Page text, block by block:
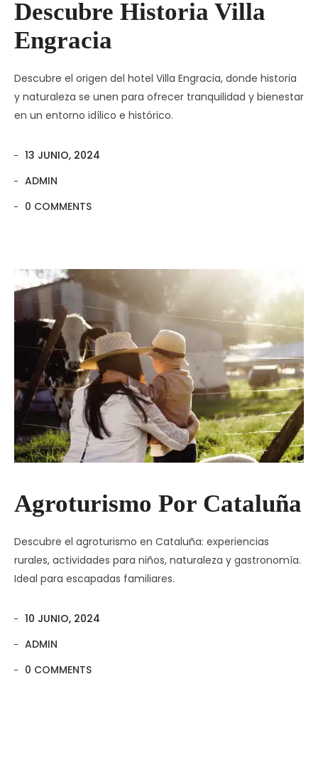
Descubre Historia Villa
Engracia
Descubre el origen del hotel Villa Engracia, donde historia
y naturaleza se unen para ofrecer tranquilidad y bienestar
en un entorno idílico e histórico.
13 JUNIO, 2024
ADMIN
0 COMMENTS
Agroturismo Por Cataluña
Descubre el agroturismo en Cataluña: experiencias
rurales, actividades para niños, naturaleza y gastronomía.
Ideal para escapadas familiares.
10 JUNIO, 2024
ADMIN
0 COMMENTS